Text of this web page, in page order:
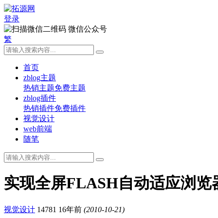
登录
微信公众号
繁
首页
zblog主题
热销主题免费主题
zblog插件
热销插件免费插件
视觉设计
web前端
随笔
实现全屏FLASH自动适应浏览
视觉设计 14781 16年前 (2010-10-21)